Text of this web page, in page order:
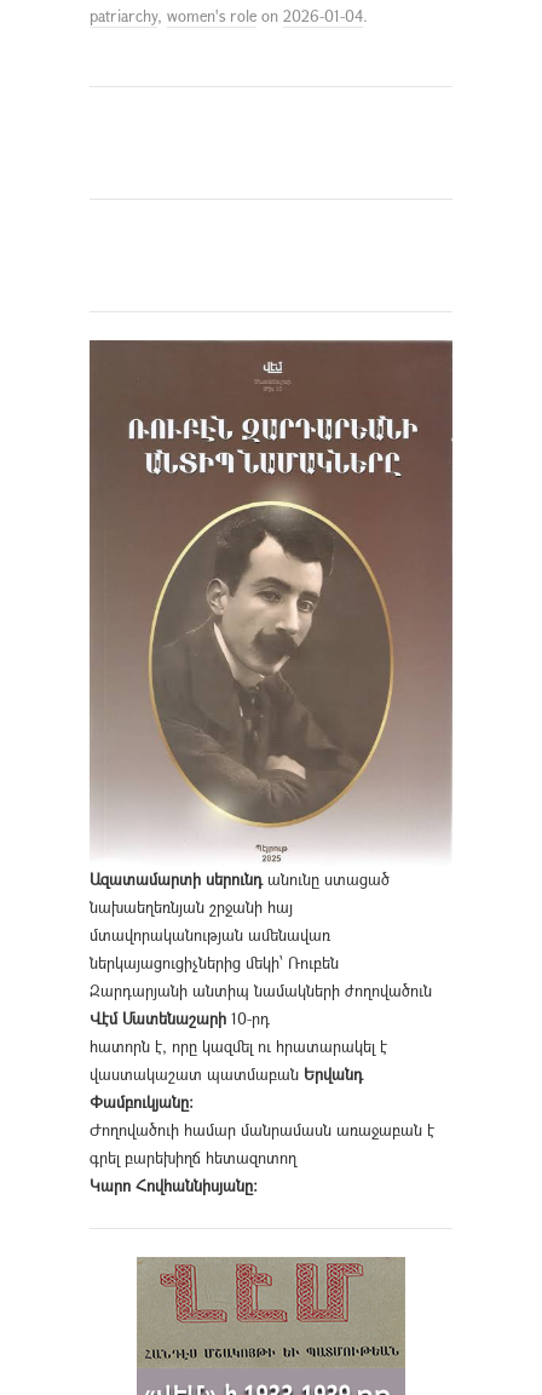
patriarchy, women's role on 2026-01-04.
Ազատամարտի սերունդանունը ստացած
նախաեղեռնյան շրջանի հայ
մտավորականության ամենավառ
ներկայացուցիչներից մեկի՝ Ռուբեն
Զարդարյանի անտիպ նամակների ժողովածուն
Վէմ Մատենաշարի 10-րդ
հատորն է, որը կազմել ու հրատարակել է
վաստակաշատ պատմաբան Երվանդ
Փամբուկյանը։
Ժողովածուի համար մանրամասն առաջաբան է
գրել բարեխիղճ հետազոտող
Կարո Հովհաննիսյանը։